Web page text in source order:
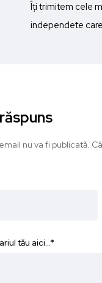
Îți trimitem cele
independete
nu va fi publicată.
tău aici...*